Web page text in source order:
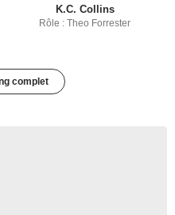
K.C. Collins
Rôle : Theo Forrester
complet